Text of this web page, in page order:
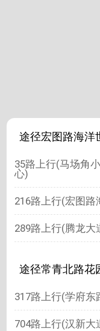
途径宏图路海洋
35路上行(马场角
心)
216路上行(宏图
289路上行(腾龙
途径常青北路花
317路上行(学府
704路上行(汉新